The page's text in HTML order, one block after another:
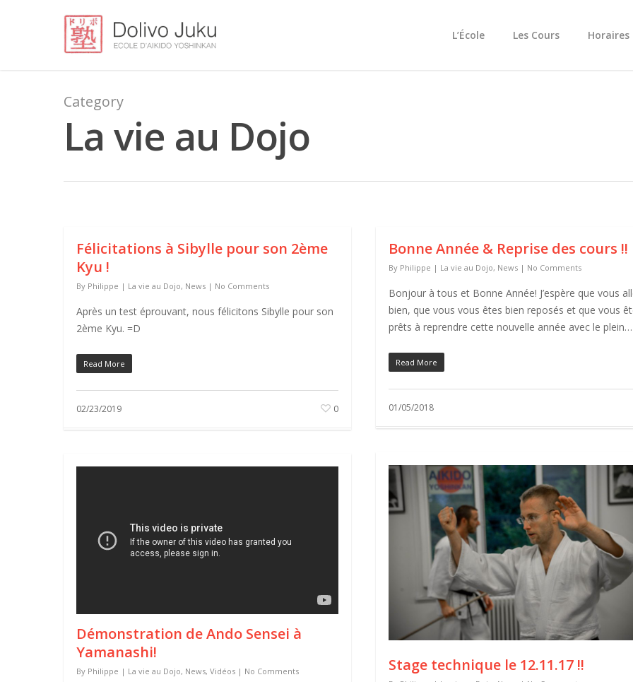
L’École Les Cours
Category
La vie au Dojo
Félicitations à Sibylle pour son 2ème
Kyu !
By Philippe | La vie au Dojo, News | No Comments
Après un test éprouvant, nous félicitons Sibylle pour son
2ème Kyu. =D
Read More
02/23/2019 0
Bonne Année & Reprise des cours !!
By Philippe | La vie au Dojo, News | No Comments
Bonjour à tous et Bonne Année! J’espère que vous
bien, que vous vous êtes bien reposés et que vous
prêts à reprendre cette nouvelle année avec le plein…
Read More
01/05/2018
Stage technique le 12.11.17 !!
Démonstration de Ando Sensei à
Yamanashi!
By Philippe | La vie au Dojo, News, Vidéos | No Comments